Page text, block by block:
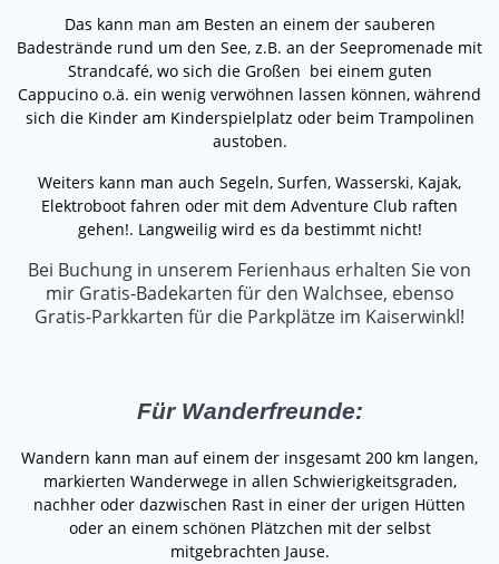
Das kann man am Besten an einem der sauberen
Badestrände rund um den See, z.B. an der Seepromenade mit
Strandcafé, wo sich die Großen bei einem guten
Cappucino o.ä. ein wenig verwöhnen lassen können, während
sich die Kinder am Kinderspielplatz oder beim Trampolinen
austoben.
Weiters kann man auch Segeln, Surfen, Wasserski, Kajak,
Elektroboot fahren oder mit dem Adventure Club raften
gehen!. Langweilig wird es da bestimmt nicht!
Bei Buchung in unserem Ferienhaus erhalten Sie von
mir Gratis-Badekarten für den Walchsee, ebenso
Gratis-Parkkarten für die Parkplätze im Kaiserwinkl!
Für Wanderfreunde:
Wandern kann man auf einem der insgesamt 200 km langen,
markierten Wanderwege in allen Schwierigkeitsgraden,
nachher oder dazwischen Rast in einer der urigen Hütten
oder an einem schönen Plätzchen mit der selbst
mitgebrachten Jause.